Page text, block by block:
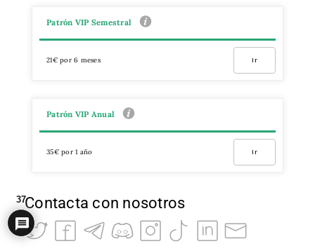
Patrón VIP Semestral
21€ por 6 meses Ir
Patrón VIP Anual
35€ por 1 año Ir
Contacta con nosotros
37